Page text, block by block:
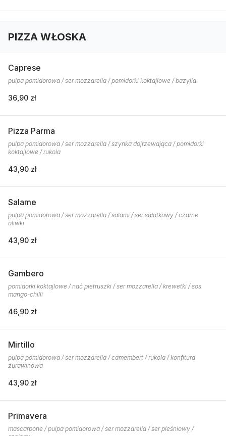
PIZZA WŁOSKA
Caprese
pulpa pomidorowa / ser mozzarella / pomidorki koktajlowe / bazylia
36,90 zł
Pizza Parma
pulpa pomidorowa / ser mozzarella / szynka dojrzewająca / pomidorki
koktajlowe / rukola
43,90 zł
Salame
pulpa pomidorowa / ser mozzarella / salami / ser sałatkowy / czarne
oliwki
43,90 zł
Gambero
pomidorki koktajlowe / nać pietruszki / ser mozzarella / krewetki / sos
mango-chilli
46,90 zł
Mirtillo
pulpa pomidorowa / ser mozzarella / camembert / rukola / konfitura
żurawinowa
43,90 zł
Primavera
mascarpone / pulpa pomidorowa / ser mozzarella / ser pleśniowy /